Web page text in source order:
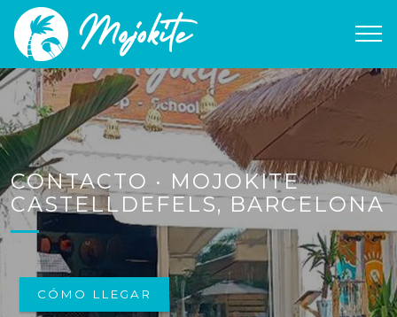
CONTACTO · MOJOKITE
CASTELLDEFELS, BARCELONA
CÓMO LLEGAR